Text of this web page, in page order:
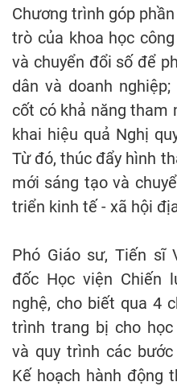
Chương trình góp
trò của khoa học
và chuyển đổi số để
dân và doanh
cốt có khả năng tham
khai hiệu quả Nghị
Từ đó, thúc đẩy hình
mới sáng tạo và
triển kinh tế - xã hội
Phó Giáo sư, Tiến sĩ
đốc Học viện Chiến
nghệ, cho biết qua 4
trình trang bị cho
và quy trình các
Kế hoạch hành động